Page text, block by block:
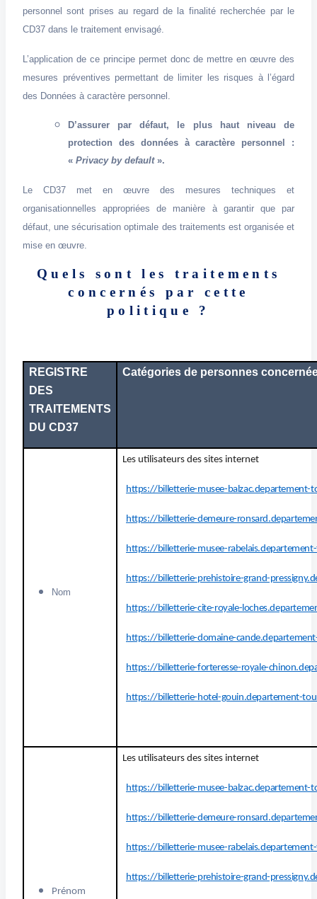
personnel sont prises au regard de la finalité recherchée par le
CD37 dans le traitement envisagé.
L’application de ce principe permet donc de mettre en œuvre des
mesures préventives permettant de limiter les risques à l’égard
des Données à caractère personnel.
D’assurer par défaut, le plus haut niveau de
protection des données à caractère personnel :
« Privacy by default».
Le CD37 met en œuvre des mesures techniques et
organisationnelles appropriées de manière à garantir que par
défaut, une sécurisation optimale des traitements est organisée et
mise en œuvre.
Quels sont les traitements
concernés par cette
politique ?
REGISTRE
DES
TRAITEMENTS
DU CD37
Catégories de personnes
Nom
Les utilisateurs des sites internet
https://billetterie-musee-balzac.departement-
https://billetterie-demeure-
https://billetterie-musee-
https://billetterie-prehistoire-grand-
https://billetterie-cite-royale-
https://billetterie-domaine-
https://billetterie-forteresse-royale-
https://billetterie-hotel-gouin.departement-
Prénom
Les utilisateurs des sites internet
https://billetterie-musee-balzac.departement-
https://billetterie-demeure-
https://billetterie-musee-
https://billetterie-prehistoire-grand-